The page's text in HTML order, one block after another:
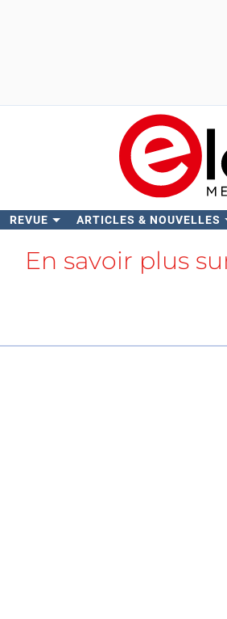
REVUE ARTICLES & NOUVELLES
En savoir plus